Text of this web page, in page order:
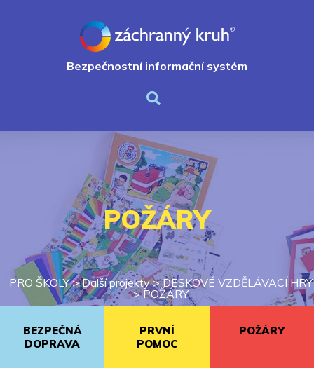
Bezpečnostní informační systém
POŽÁRY
PRO ŠKOLY>Další projekty>DESKOVÉ VZDĚLÁVACÍ HRY
>POŽÁRY
BEZPEČNÁ
DOPRAVA
PRVNÍ
POMOC
POŽÁRY